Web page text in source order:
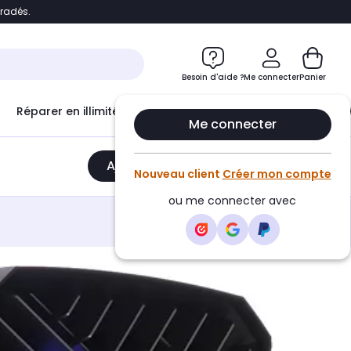
Accéder directement au chatbot
Besoin d'aide ?Me connecter
Me connecter
Nouveau client Créer mon compte
ou me connecter avec
Panier
Réparer en illimité avec Le Club Infinity
Ajouter au panier •